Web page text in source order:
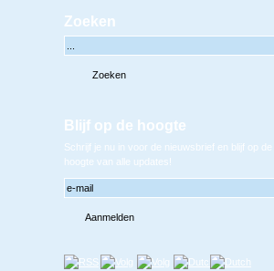
Zoeken
Blijf op de hoogte
Schrijf je nu in voor de nieuwsbrief en blijf op de
hoogte van alle updates!